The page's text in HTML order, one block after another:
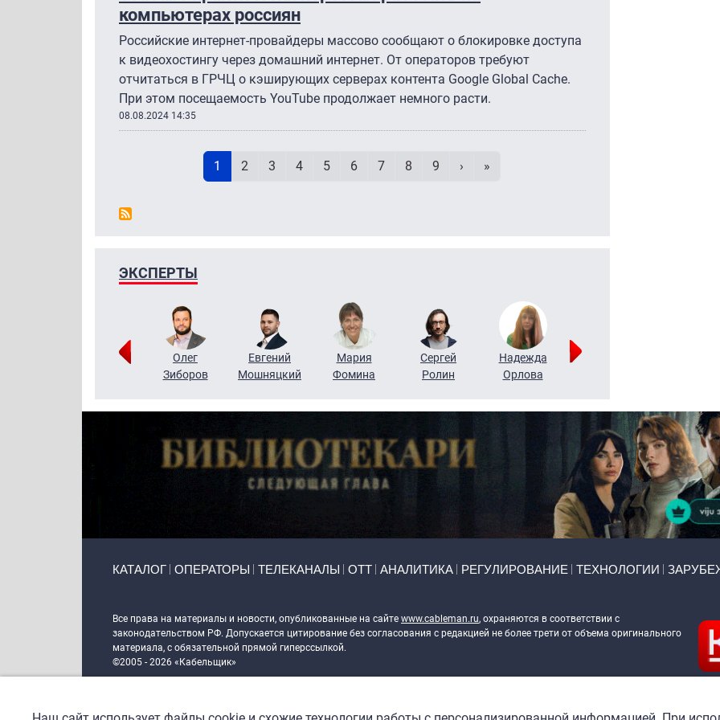
компьютерах россиян
Российские интернет-провайдеры массово сообщают о блокировке доступа
к видеохостингу через домашний интернет. От операторов требуют
отчитаться в ГРЧЦ о кэширующих серверах контента Google Global Cache.
При этом посещаемость YouTube продолжает немного расти.
08.08.2024 14:35
Текущая страница
1 Page
2 Page
3 Page
4 Page
5 Page
6 Page
7 Page
8 Page
9 Следующая страница
› Последняя страница
»
ЭКСПЕРТЫ
Григорий
Олег
Зиборов
Евгений
Мошняцкий
Мария
Фомина
Сергей
Ролин
Надежда
Орлова
КАТАЛОГ ОПЕРАТОРЫ ТЕЛЕКАНАЛЫ ОТТ АНАЛИТИКА РЕГУЛИРОВАНИЕ ТЕХНОЛОГИИ
Все права на материалы и новости, опубликованные на сайте www.cableman.ru, охраняются в соответствии с
законодательством РФ. Допускается цитирование без согласования с редакцией не более трети от объема оригинального
материала, с обязательной прямой гиперссылкой.
©2005 - 2026 «Кабельщик»